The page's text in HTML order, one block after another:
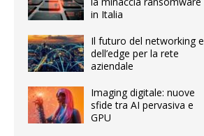
in Italia
Il futuro del networking e
dell’edge per la rete
aziendale
Imaging digitale: nuove
sfide tra AI pervasiva e
GPU